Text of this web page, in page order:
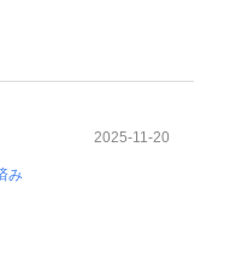
み
2025-11-20